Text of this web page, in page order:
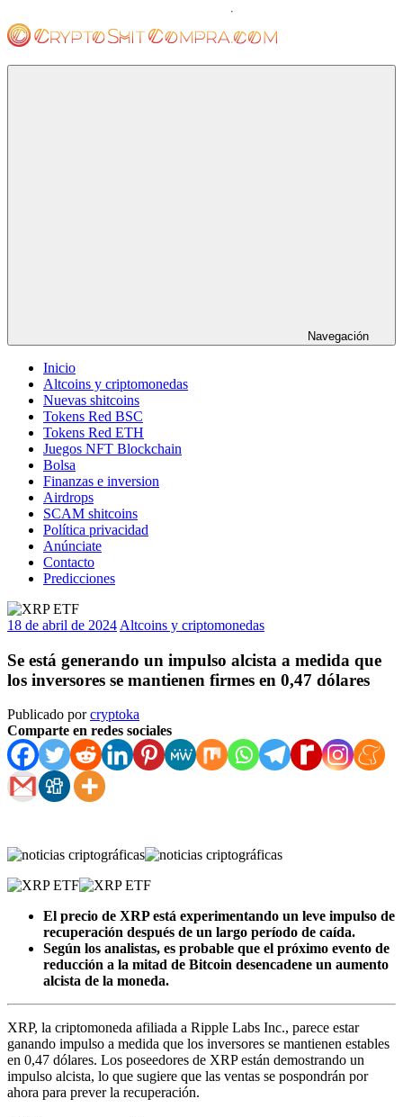
al
contenido
Navegación
Inicio
Altcoins y criptomonedas
Nuevas shitcoins
Tokens Red BSC
Tokens Red ETH
Juegos NFT Blockchain
Bolsa
Finanzas e inversion
Airdrops
SCAM shitcoins
Política privacidad
Anúnciate
Contacto
Predicciones
18 de abril de 2024 Altcoins y criptomonedas
Se está generando un impulso alcista a medida que
los inversores se mantienen firmes en 0,47 dólares
Publicado porcryptoka
Comparte en redes sociales
El precio de XRP está experimentando un leve impulso de
recuperación después de un largo período de caída.
Según los analistas, es probable que el próximo evento de
reducción a la mitad de Bitcoin desencadene un aumento
alcista de la moneda.
XRP, la criptomoneda afiliada a Ripple Labs Inc., parece estar
ganando impulso a medida que los inversores se mantienen estables
en 0,47 dólares. Los poseedores de XRP están demostrando un
impulso alcista, lo que sugiere que las ventas se pospondrán por
ahora para prever la recuperación.